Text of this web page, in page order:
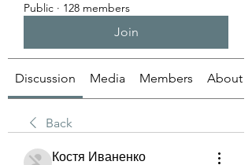
Public · 128 members
Join
Discussion Media Members About
Back
Костя Иваненко